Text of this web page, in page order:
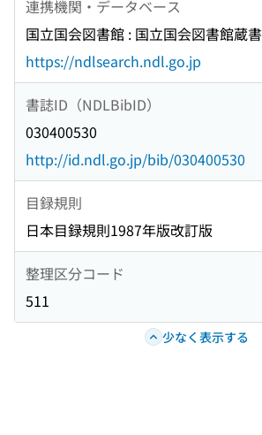
連携機関・データベース
国立国会図書館 : 国立国会図書館蔵書
https://ndlsearch.ndl.go.jp
書誌ID（NDLBibID）
030400530
http://id.ndl.go.jp/bib/030400530
目録規則
日本目録規則1987年版改訂版
整理区分コード
511
少なく表示する